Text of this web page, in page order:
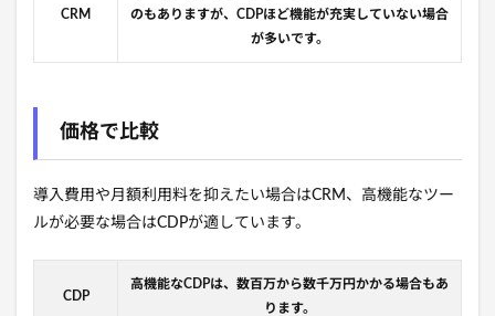
CRM
のもありますが、CDPほど機能が充実していない場合
が多いです。
価格で比較
導入費用や月額利用料を抑えたい場合はCRM、高機能なツー
ルが必要な場合はCDPが適しています。
CDP
高機能なCDPは、数百万から数千万円かかる場合もあ
ります。